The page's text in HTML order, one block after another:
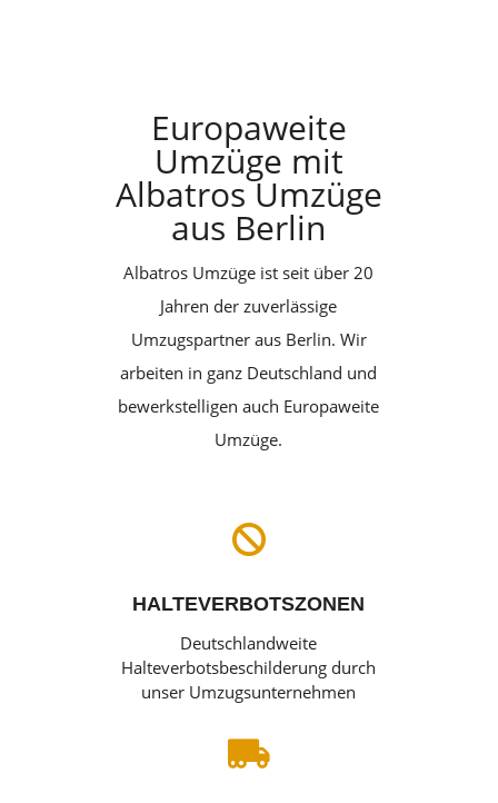
Europaweite
Umzüge mit
Albatros Umzüge
aus Berlin
Albatros Umzüge ist seit über 20
Jahren der zuverlässige
Umzugspartner aus Berlin. Wir
arbeiten in ganz Deutschland und
bewerkstelligen auch Europaweite
Umzüge.

HALTEVERBOTSZONEN
Deutschlandweite
Halteverbotsbeschilderung durch
unser Umzugsunternehmen
